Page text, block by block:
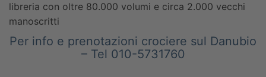
libreria con oltre 80.000 volumi e circa 2.000 vecchi
manoscritti
Per info e prenotazioni crociere sul Danubio
– Tel 010-5731760